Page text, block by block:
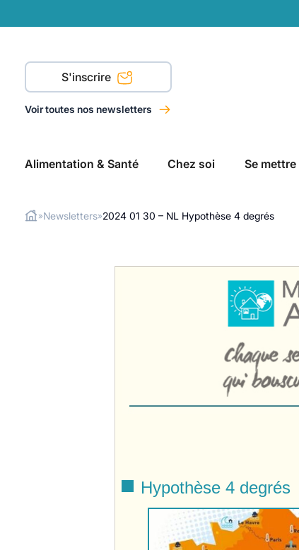
S'inscrire
Voir toutes nos newsletters
Alimentation & Santé Chez soi Se
»Newsletters»2024 01 30 – NL Hypothèse 4 degrés
Hypothèse 4 degrés